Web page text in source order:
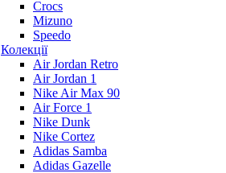
Crocs
Mizuno
Speedo
Колекції
Air Jordan Retro
Air Jordan 1
Nike Air Max 90
Air Force 1
Nike Dunk
Nike Cortez
Adidas Samba
Adidas Gazelle